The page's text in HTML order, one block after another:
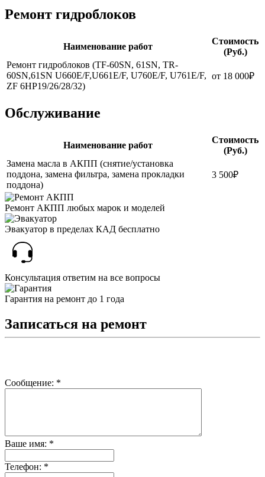
Ремонт гидроблоков
Наименование работ
Стоимость
(Руб.)
Ремонт гидроблоков (TF-60SN, 61SN, TR-
60SN,61SN U660E/F,U661E/F, U760E/F, U761E/F,
ZF 6HP19/26/28/32)
от 18 000₽
Обслуживание
Наименование работ
Стоимость
(Руб.)
Замена масла в АКПП (снятие/установка
поддона, замена фильтра, замена прокладки
поддона)
3 500₽
Ремонт АКПП любых марок и моделей
Эвакуатор в пределах КАД бесплатно
Консультация ответим на все вопросы
Гарантия на ремонт до 1 года
Записаться на ремонт
Сообщение: *
Ваше имя: *
Телефон: *